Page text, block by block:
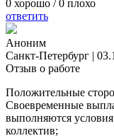
0 хорошо /0 плохо
ответить
Аноним
Санкт-Петербург |
Отзыв о работе
Положительные
Своевременные
выполняются
коллектив;